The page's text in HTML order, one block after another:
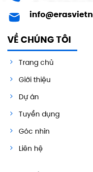
VỀ CHÚNG TÔI
Trang chủ
Giới thiệu
Dự án
Tuyển dụng
Góc nhìn
Liên hệ